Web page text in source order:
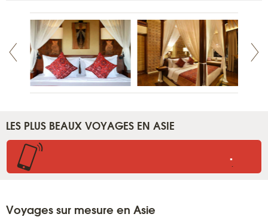
LES PLUS BEAUX VOYAGES EN ASIE
..
Voyages sur mesure en Asie